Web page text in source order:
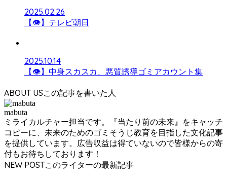
2025.02.26
【👁】テレビ朝日
2025.10.14
【👁】中身スカスカ、悪質誘導ゴミアカウント集
ABOUT US
mabuta
ミライカルチャー担当です。『当たり前の未来』をキャッチ
コピーに、未来のためのゴミそうじ教育を目指した文化記事
を提供しています。広告収益は得ていないので皆様からの寄
付もお待ちしております！
NEW POST